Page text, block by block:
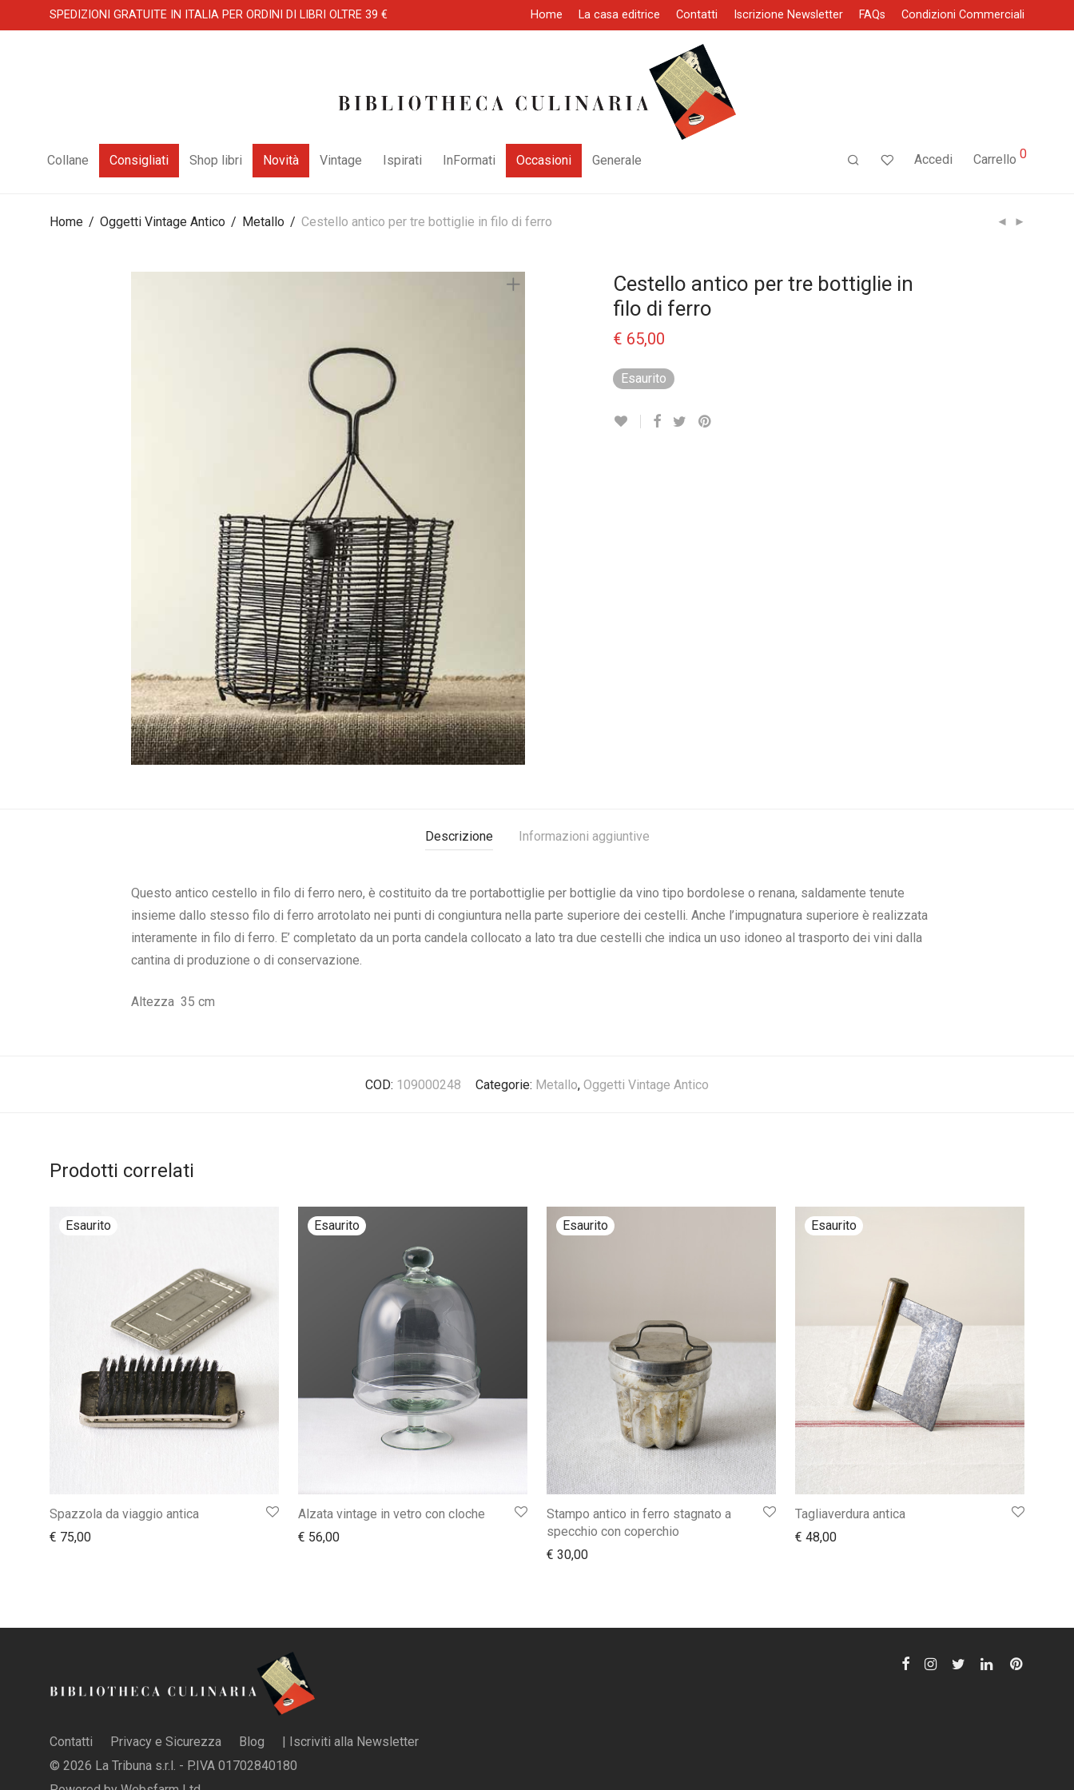
SPEDIZIONI GRATUITE IN ITALIA PER ORDINI DI LIBRI OLTRE 39 € Home La casa editrice Contatti Iscrizione Newsletter FAQs Condizioni Commerciali
Collane Consigliati Shop libri Novità Vintage Ispirati InFormati Occasioni Generale Accedi Carrello 0
Home / Oggetti Vintage Antico / Metallo / Cestello antico per tre bottiglie in filo di ferro
Cestello antico per tre bottiglie in
filo di ferro
€ 65,00
Esaurito
Descrizione Informazioni aggiuntive
Questo antico cestello in filo di ferro nero, è costituito da tre portabottiglie per bottiglie da vino tipo bordolese o renana, saldamente tenute
insieme dallo stesso filo di ferro arrotolato nei punti di congiuntura nella parte superiore dei cestelli. Anche l’impugnatura superiore è realizzata
interamente in filo di ferro. E’ completato da un porta candela collocato a lato tra due cestelli che indica un uso idoneo al trasporto dei vini dalla
cantina di produzione o di conservazione.
Altezza 35 cm
COD: 109000248 Categorie: Metallo, Oggetti Vintage Antico
Prodotti correlati
Spazzola da viaggio antica
€ 75,00
Alzata vintage in vetro con cloche
€ 56,00
Stampo antico in ferro stagnato a
specchio con coperchio
€ 30,00
Tagliaverdura antica
€ 48,00
Contatti Privacy e Sicurezza Blog
| Iscriviti alla Newsletter
© 2026 La Tribuna s.r.l. - P.IVA 01702840180